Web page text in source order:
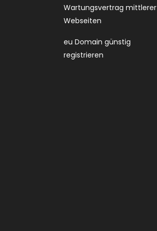
Wartungsvertrag mittlerer
Webseiten
eu Domain günstig
registrieren